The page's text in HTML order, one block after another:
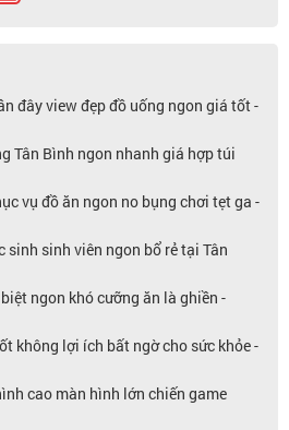
đây view đẹp đồ uống ngon giá tốt -
Tân Bình ngon nhanh giá hợp túi
vụ đồ ăn ngon no bụng chơi tẹt ga -
sinh sinh viên ngon bổ rẻ tại Tân
ngon khó cưỡng ăn là ghiền -
không lợi ích bất ngờ cho sức khỏe -
cao màn hình lớn chiến game